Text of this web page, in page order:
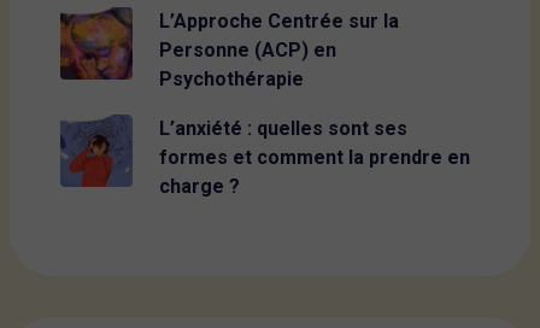
L’Approche Centrée sur la
Personne (ACP) en
Psychothérapie
L’anxiété : quelles sont ses
formes et comment la prendre en
charge ?